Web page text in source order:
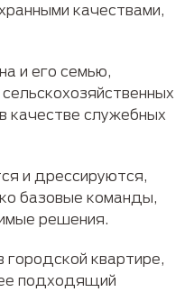
качествами,
и его семью,
качестве служебных
и дрессируются,
базовые команды,
решения.
квартире,
подходящий